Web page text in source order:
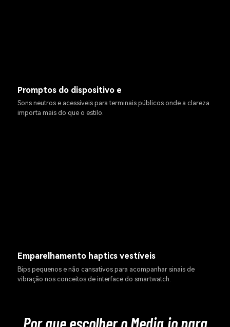
Promptos do dispositivo e
Sons neutros e acessíveis para terminais públicos onde a clareza
importa mais do que o estilo.
Emparelhamento haptics vestíveis
Bips pequenos e não cansativos para acompanhar sinais de
vibração nos conceitos de interface do smartwatch.
Por que escolher o Media.io para